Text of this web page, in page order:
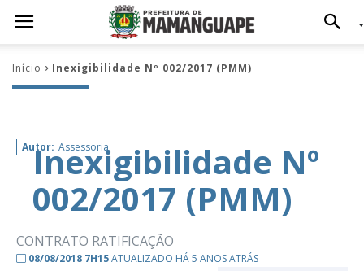
Início Inexigibilidade Nº 002/2017 (PMM)
Autor: Assessoria
Inexigibilidade Nº
002/2017 (PMM)
CONTRATO RATIFICAÇÃO
08/08/2018 7H15ATUALIZADO HÁ 5 ANOS ATRÁS